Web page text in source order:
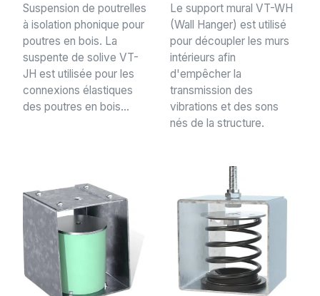
Suspension de poutrelles
à isolation phonique pour
poutres en bois. La
suspente de solive VT-
JH est utilisée pour les
connexions élastiques
des poutres en bois...
Le support mural VT-WH
(Wall Hanger) est utilisé
pour découpler les murs
intérieurs afin
d'empêcher la
transmission des
vibrations et des sons
nés de la structure.